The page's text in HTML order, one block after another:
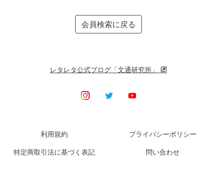
会員検索に戻る
レタレタ公式ブログ「文通研究所」
利用規約 プライバシーポリシー
特定商取引法に基づく表記 問い合わせ